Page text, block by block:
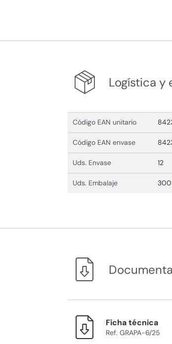
Logística y
Código EAN unitario
Código EAN envase
Uds. Envase 12
Uds. Embalaje 300
Ficha técnica
Ref. GRAPA-6/25